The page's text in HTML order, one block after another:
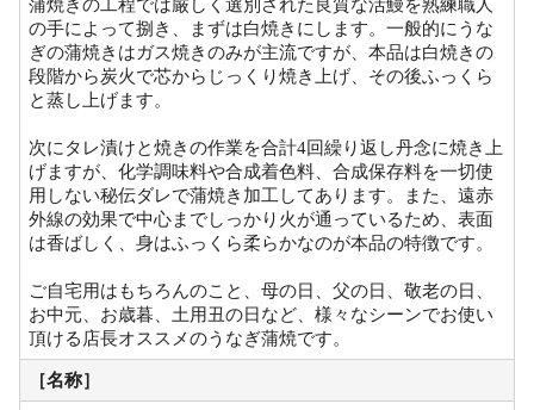
蒲焼きの工程では厳しく選別された良質な活鰻を熟練職人
の手によって捌き、まずは白焼きにします。一般的にうな
ぎの蒲焼きはガス焼きのみが主流ですが、本品は白焼きの
段階から炭火で芯からじっくり焼き上げ、その後ふっくら
と蒸し上げます。
次にタレ漬けと焼きの作業を合計4回繰り返し丹念に焼き上
げますが、化学調味料や合成着色料、合成保存料を一切使
用しない秘伝ダレで蒲焼き加工してあります。また、遠赤
外線の効果で中心までしっかり火が通っているため、表面
は香ばしく、身はふっくら柔らかなのが本品の特徴です。
ご自宅用はもちろんのこと、母の日、父の日、敬老の日、
お中元、お歳暮、土用丑の日など、様々なシーンでお使い
頂ける店長オススメのうなぎ蒲焼です。
［名称］